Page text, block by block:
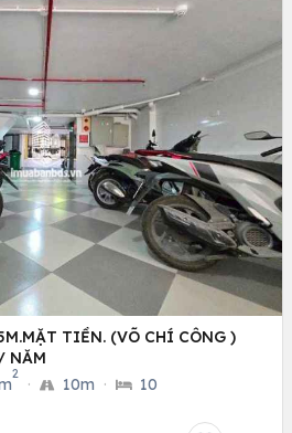
TIỀN. (VÕ CHÍ CÔNG )
NĂM
2
· 10m · 10